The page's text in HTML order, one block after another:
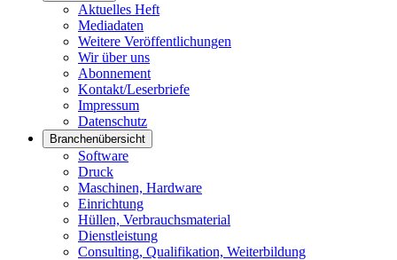
Aktuelles Heft
Mediadaten
Weitere Veröffentlichungen
Wir über uns
Abonnement
Kontakt/Leserbriefe
Impressum
Datenschutz
Branchenübersicht
Software
Druck
Maschinen, Hardware
Einrichtung
Hüllen, Verbrauchsmaterial
Dienstleistung
Consulting, Qualifikation, Weiterbildung